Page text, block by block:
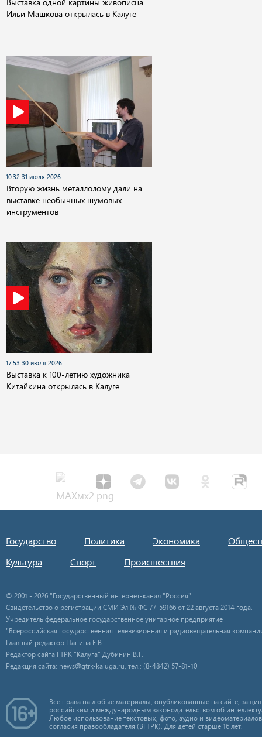
Ильи Машкова открылась в Калуге
10:32 31 июля 2026
Вторую жизнь металлолому дали на
выставке необычных шумовых
инструментов
17:53 30 июля 2026
Выставка к 100-летию художника
Китайкина открылась в Калуге
Государство Политика Экономика
Культура
Спорт Происшествия
© 2001 - 2026 "Государственный интернет-канал "Россия".
Свидетельство о регистрации СМИ Эл № ФС 77-59166 от 22 августа 2014 года.
Учредитель федеральное государственное унитарное предприятие
"Всероссийская государственная телевизионная и радиовещательная
Главный редактор Панина Е.В.
Редактор сайта ГТРК "Калуга" Дубинин В.Г.
Редакция сайта: news@gtrk-kaluga.ru, тел.: (8-4842) 57-81-10
Все права на любые материалы, опубликованные на сайте,
российским и международным законодательством об
Любое использование текстовых, фото, аудио и
согласия правообладателя (ВГТРК). Для детей старше 16 лет.